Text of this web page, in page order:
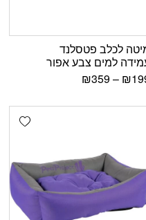
לכלב פטסלנד
למים צבע אפור
₪
–
₪359